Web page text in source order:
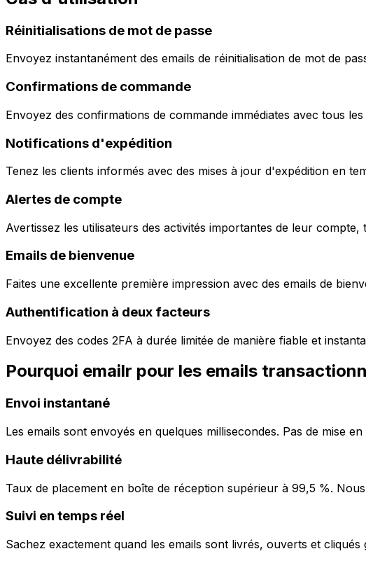
Réinitialisations de mot de passe
Envoyez instantanément des emails de réinitialisation de mot de
Confirmations de commande
Envoyez des confirmations de commande immédiates avec tous
Notifications d'expédition
Tenez les clients informés avec des mises à jour d'expédition en
Alertes de compte
Avertissez les utilisateurs des activités importantes de leur
Emails de bienvenue
Faites une excellente première impression avec des emails de
Authentification à deux facteurs
Envoyez des codes 2FA à durée limitée de manière fiable et
Pourquoi emailr pour les emails
Envoi instantané
Les emails sont envoyés en quelques millisecondes. Pas de mise
Haute délivrabilité
Taux de placement en boîte de réception supérieur à 99,5 %.
Suivi en temps réel
Sachez exactement quand les emails sont livrés, ouverts et